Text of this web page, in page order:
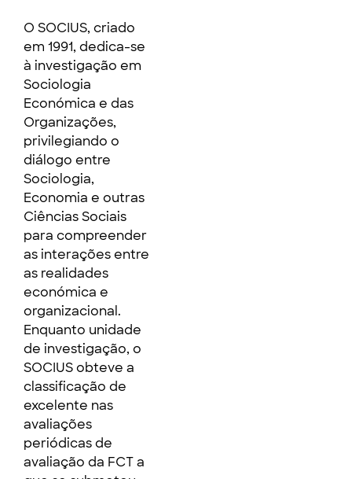
O SOCIUS, criado
em 1991, dedica-se
à investigação em
Sociologia
Económica e das
Organizações,
privilegiando o
diálogo entre
Sociologia,
Economia e outras
Ciências Sociais
para compreender
as interações entre
as realidades
económica e
organizacional.
Enquanto unidade
de investigação, o
SOCIUS obteve a
classificação de
excelente nas
avaliações
periódicas de
avaliação da FCT a